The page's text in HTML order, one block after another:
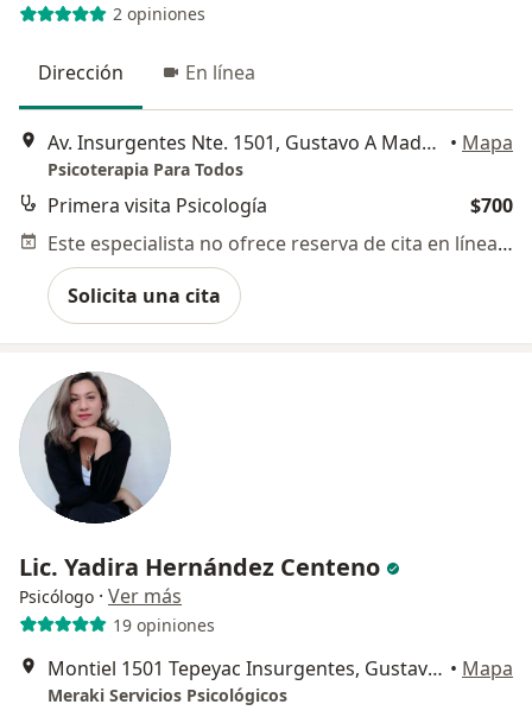
2 opiniones
Dirección En línea
Av. Insurgentes Nte. 1501, Gustavo A Madero • Mapa
Psicoterapia Para Todos
Primera visita Psicología
$700
Este especialista no ofrece reserva de cita en línea en esta dirección.
Solicita una cita
Lic. Yadira Hernández Centeno
Psicólogo · Ver más
19 opiniones
Montiel 1501 Tepeyac Insurgentes, Gustavo A Madero • Mapa
Meraki Servicios Psicológicos